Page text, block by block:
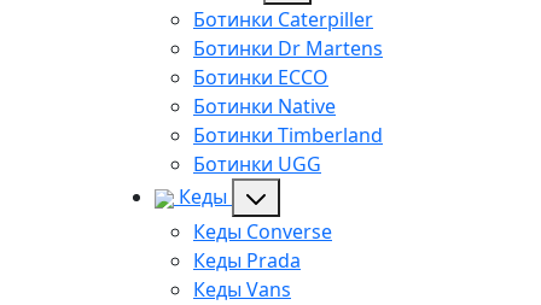
Ботинки Caterpiller
Ботинки Dr Martens
Ботинки ECCO
Ботинки Native
Ботинки Timberland
Ботинки UGG
Кеды
Кеды Converse
Кеды Prada
Кеды Vans